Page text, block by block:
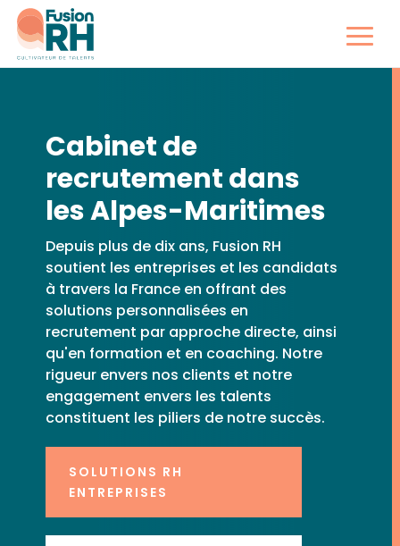
Cabinet de
recrutement dans
les Alpes-Maritimes
Depuis plus de dix ans, Fusion RH
soutient les entreprises et les candidats
à travers la France en offrant des
solutions personnalisées en
recrutement par approche directe, ainsi
qu'en formation et en coaching. Notre
rigueur envers nos clients et notre
engagement envers les talents
constituent les piliers de notre succès.
SOLUTIONS RH
ENTREPRISES